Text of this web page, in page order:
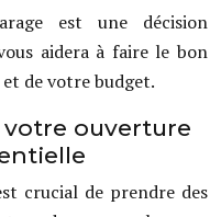
est une décision
aidera à faire le bon
de votre budget.
ouverture
crucial de prendre des